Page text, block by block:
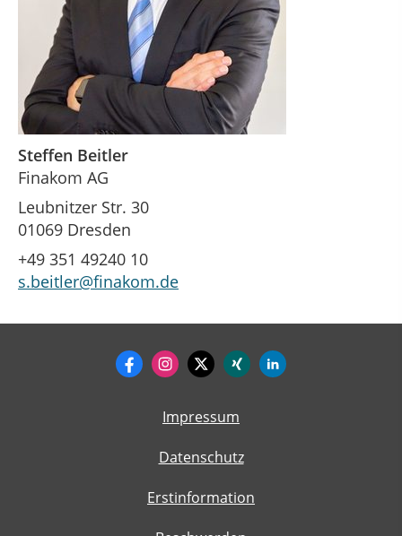
Steffen Beitler
Finakom AG
Leubnitzer Str. 30
01069 Dresden
+49 351 49240 10
s.beitler@finakom.de
Impressum
Datenschutz
Erstinformation